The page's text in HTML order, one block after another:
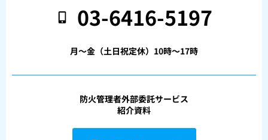
03-6416-5197
月〜金（土日祝定休）10時〜17時
防火管理者外部委託サービス
紹介資料